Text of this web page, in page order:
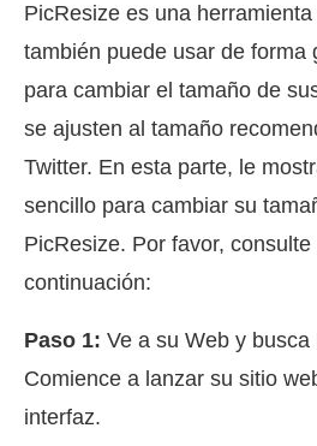
PicResize es una
también puede usar de forma
para cambiar el tamaño de
se ajusten al tamaño
Twitter. En esta parte, le
sencillo para cambiar su
PicResize. Por favor,
continuación:
Paso 1: Ve a su Web y busca
Comience a lanzar su sitio
interfaz.